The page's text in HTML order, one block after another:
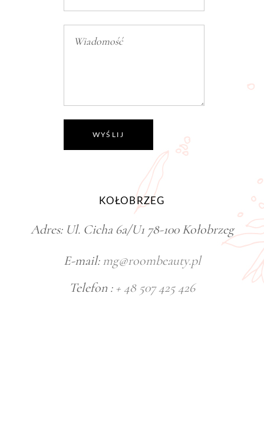
WYŚLIJ
KOŁOBRZEG
Adres: Ul. Cicha 6a/U1 78-100 Kołobrzeg
E-mail:mg@roombeauty.pl
Telefon : + 48 507 425 426